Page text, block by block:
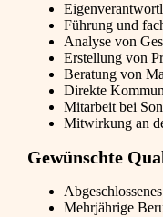
Führung und
Analyse von
Erstellung von
Beratung von
Direkte
Mitarbeit bei
Mitwirkung an
Gewünschte
Mehrjährige